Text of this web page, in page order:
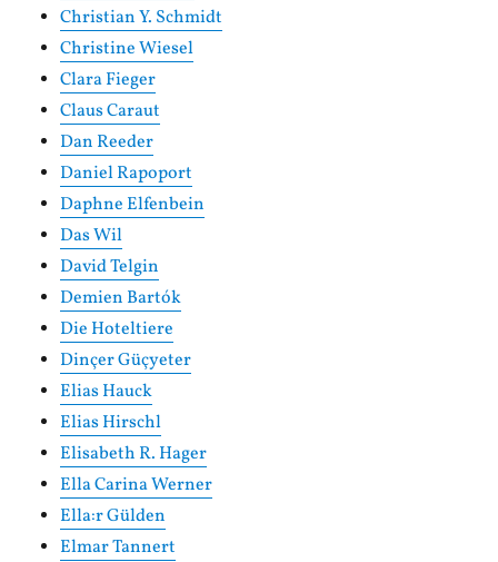
Christian Y. Schmidt
Christine Wiesel
Clara Fieger
Claus Caraut
Dan Reeder
Daniel Rapoport
Daphne Elfenbein
Das Wil
David Telgin
Demien Bartók
Die Hoteltiere
Dinçer Güçyeter
Elias Hauck
Elias Hirschl
Elisabeth R. Hager
Ella Carina Werner
Ella:r Gülden
Elmar Tannert